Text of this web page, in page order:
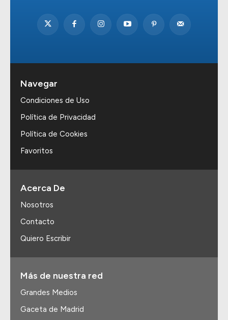
Navegar
Condiciones de Uso
Política de Privacidad
Política de Cookies
Favoritos
Acerca De
Nosotros
Contacto
Quiero Escribir
Más de nuestra red
Grandes Medios
Gaceta de Madrid